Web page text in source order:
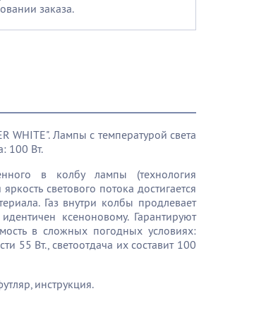
заказа.
WHITE". Лампы с температурой света
100 Вт.
в колбу лампы (технология
светового потока достигается
Газ внутри колбы продлевает
ксеноновому. Гарантируют
в сложных погодных условиях:
55 Вт., светоотдача их составит 100
инструкция.